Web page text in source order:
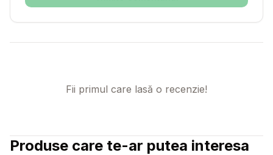
Fii primul care lasă o recenzie!
Produse care te-ar putea interesa